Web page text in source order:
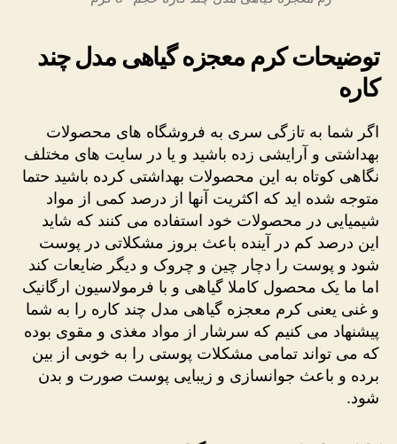
توضیحات کرم معجزه گیاهی مدل چند
کاره
اگر شما به تازگی سری به فروشگاه های محصولات
بهداشتی و آرایشی زده باشید و یا در سایت های مختلف
نگاهی کوتاه به این محصولات بهداشتی کرده باشید حتما
متوجه شده اید که اکثریت آنها از درصد کمی از مواد
شیمیایی در محصولات خود استفاده می کنند که شاید
این درصد کم در آینده باعث بروز مشکلاتی در پوست
شود و پوست را دچار چین و چروک و دیگر ضایعات کند
اما ما یک محصول کاملا گیاهی و با فرمولاسیون ارگانیک
و غنی یعنی کرم معجزه گیاهی مدل چند کاره را به شما
پیشنهاد می کنیم که سرشار از مواد مغذی و مقوی بوده
که می تواند تمامی مشکلات پوستی را به خوبی از بین
برده و باعث جوانسازی و زیبایی پوست صورت و بدن
شود.